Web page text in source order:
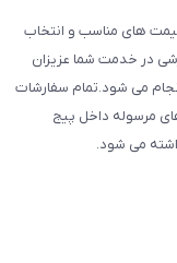
پوشاک با قیمت های مناسب و انتخاب
در خدمت شما عزیزان
می شود.تمام سفارشات
مرسوله داخل پیج
می شود.